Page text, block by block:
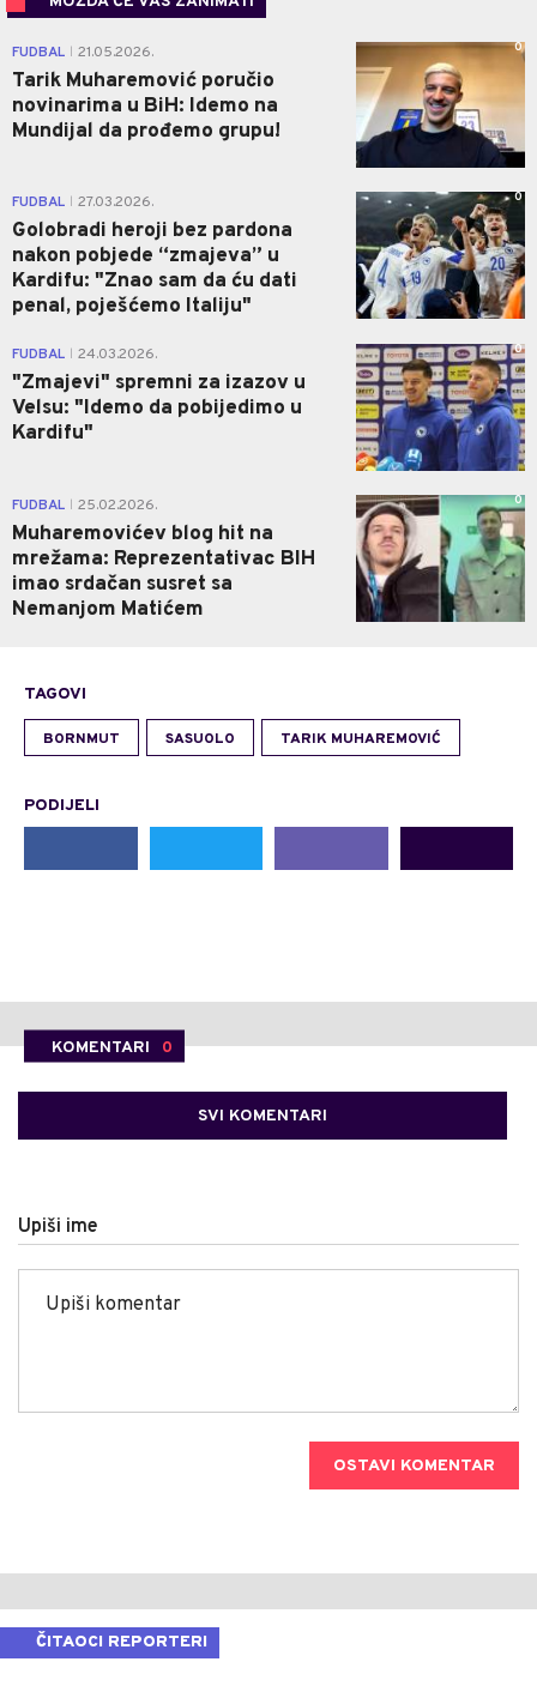
FUDBAL 21.05.2026.
Tarik Muharemović poručio
novinarima u BiH: Idemo na
Mundijal da prođemo grupu!
0
FUDBAL 27.03.2026.
Golobradi heroji bez pardona
nakon pobjede “zmajeva” u
Kardifu: "Znao sam da ću dati
penal, poješćemo Italiju"
0
FUDBAL 24.03.2026.
"Zmajevi" spremni za izazov u
Velsu: "Idemo da pobijedimo u
Kardifu"
0
FUDBAL 25.02.2026.
Muharemovićev blog hit na
mrežama: Reprezentativac BIH
imao srdačan susret sa
Nemanjom Matićem
0
TAGOVI
BORNMUT SASUOLO TARIK MUHAREMOVIĆ
PODIJELI
KOMENTARI 0
SVI KOMENTARI
Upiši ime
OSTAVI KOMENTAR
ČITAOCI REPORTERI